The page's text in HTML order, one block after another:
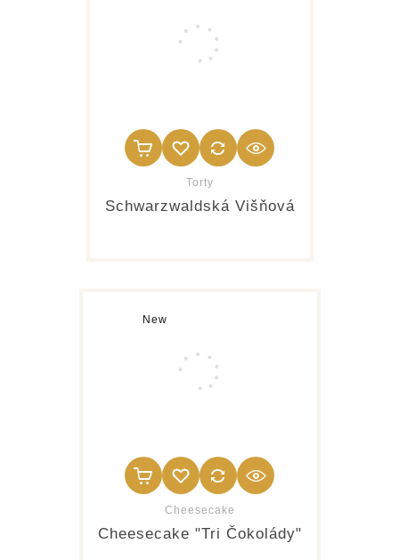
Torty
Schwarzwaldská Višňová
New
Cheesecake
Cheesecake "Tri Čokolády"